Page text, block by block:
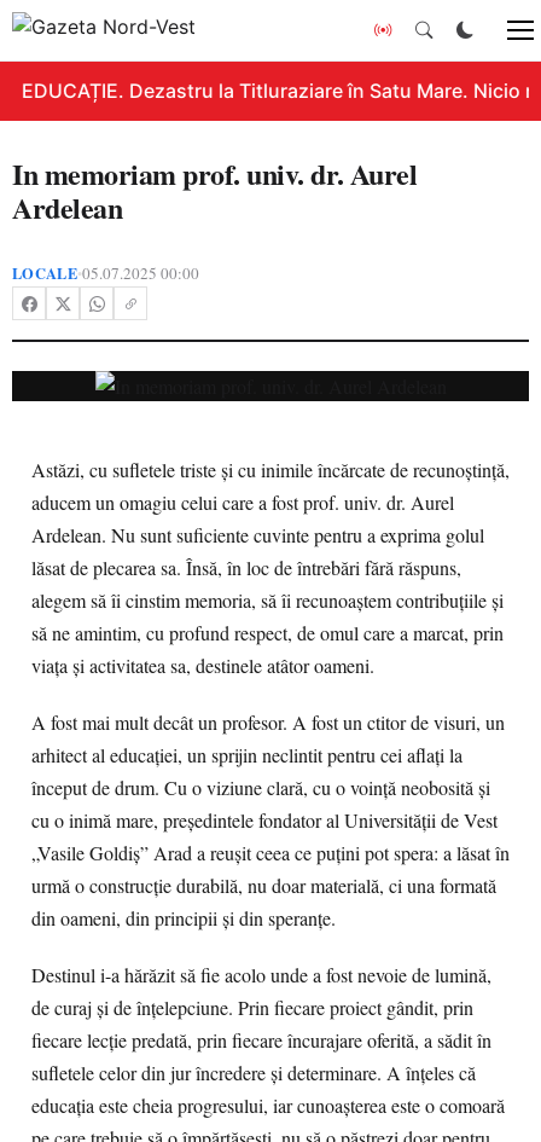
EDUCAȚIE. Dezastru la Titluraziare în Satu Mare. Nicio
In memoriam prof. univ. dr. Aurel
Ardelean
LOCALE•05.07.2025 00:00
Astăzi, cu sufletele triste și cu inimile încărcate de recunoștință,
aducem un omagiu celui care a fost prof. univ. dr. Aurel
Ardelean. Nu sunt suficiente cuvinte pentru a exprima golul
lăsat de plecarea sa. Însă, în loc de întrebări fără răspuns,
alegem să îi cinstim memoria, să îi recunoaștem contribuțiile și
să ne amintim, cu profund respect, de omul care a marcat, prin
viața și activitatea sa, destinele atâtor oameni.
A fost mai mult decât un profesor. A fost un ctitor de visuri, un
arhitect al educației, un sprijin neclintit pentru cei aflați la
început de drum. Cu o viziune clară, cu o voință neobosită și
cu o inimă mare, președintele fondator al Universității de Vest
„Vasile Goldiș” Arad a reușit ceea ce puțini pot spera: a lăsat în
urmă o construcție durabilă, nu doar materială, ci una formată
din oameni, din principii și din speranțe.
Destinul i-a hărăzit să fie acolo unde a fost nevoie de lumină,
de curaj și de înțelepciune. Prin fiecare proiect gândit, prin
fiecare lecție predată, prin fiecare încurajare oferită, a sădit în
sufletele celor din jur încredere și determinare. A înțeles că
educația este cheia progresului, iar cunoașterea este o comoară